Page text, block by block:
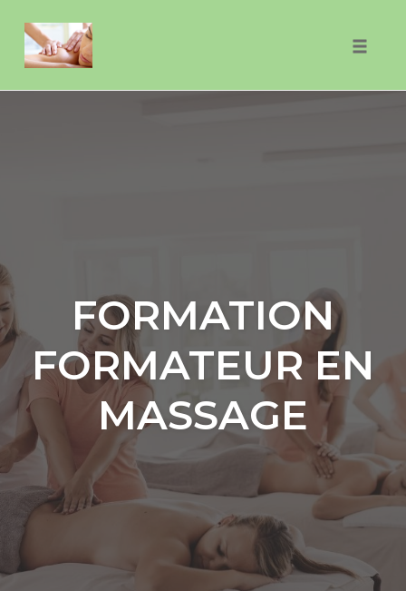
content
FORMATION
FORMATEUR EN
MASSAGE